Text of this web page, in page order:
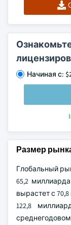
Начиная с:
Размер
Глобальный
65,2
вырастет с
122,8